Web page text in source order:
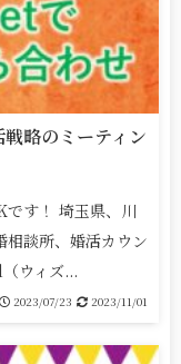
略のミーティン
す！ 埼玉県、川
談所、婚活カウン
ウィズ...
2023/07/23 2023/11/01